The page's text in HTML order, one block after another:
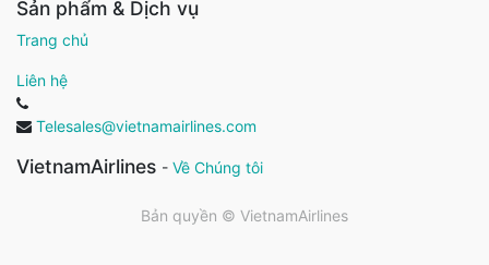
Sản phẩm & Dịch vụ
Trang chủ
Liên hệ
Telesales@vietnamairlines.com
VietnamAirlines - Về Chúng tôi
Bản quyền © VietnamAirlines